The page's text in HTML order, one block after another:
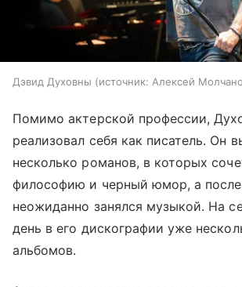
Дэвид Духовны источник: Алексей
Помимо актерской профессии,
реализовал себя как писатель. Он
несколько романов, в которых
философию и черный юмор, а после
неожиданно занялся музыкой. На
день в его дискографии уже
альбомов.